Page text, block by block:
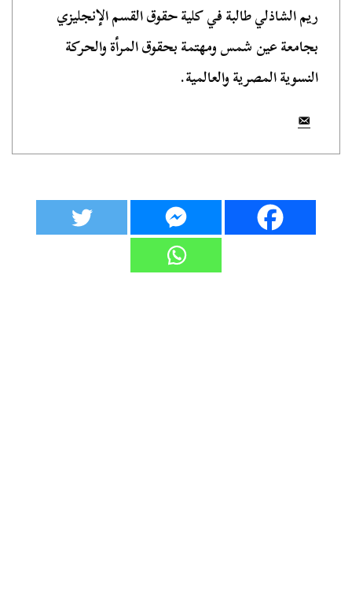
ريم الشاذلي طالبة في كلية حقوق القسم الإنجليزي
بجامعة عين شمس ومهتمة بحقوق المرأة والحركة
النسوية المصرية والعالمية.